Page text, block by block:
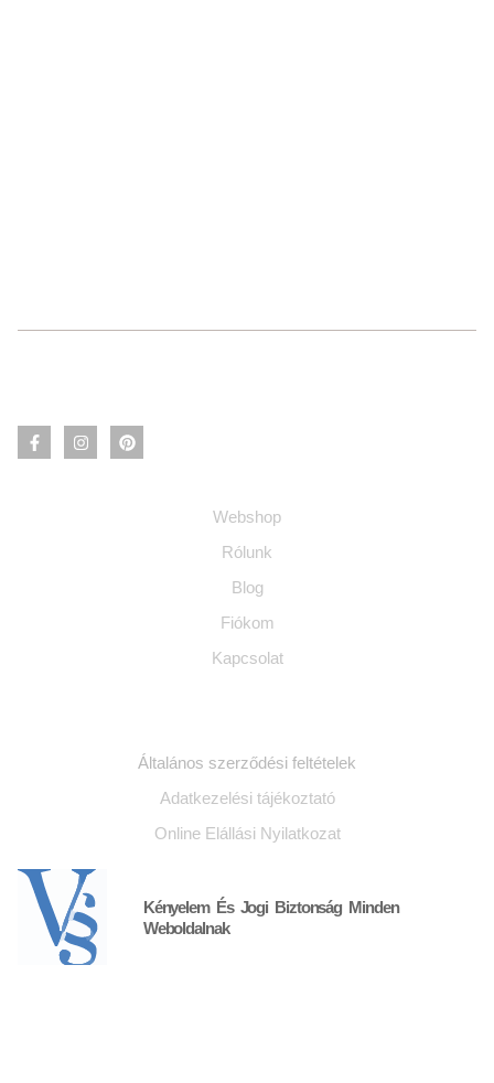
Webshop
Rólunk
Blog
Fiókom
Kapcsolat
Általános szerződési feltételek
Adatkezelési tájékoztató
Online Elállási Nyilatkozat
Kényelem És Jogi Biztonság Minden
Weboldalnak